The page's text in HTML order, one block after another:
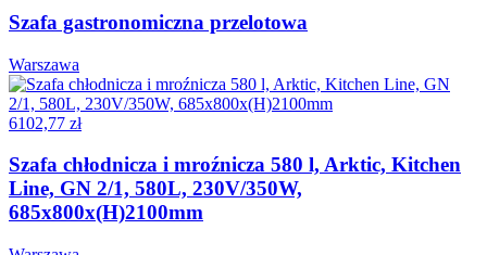
Szafa gastronomiczna przelotowa
Warszawa
6102,77 zł
Szafa chłodnicza i mroźnicza 580 l, Arktic, Kitchen
Line, GN 2/1, 580L, 230V/350W,
685x800x(H)2100mm